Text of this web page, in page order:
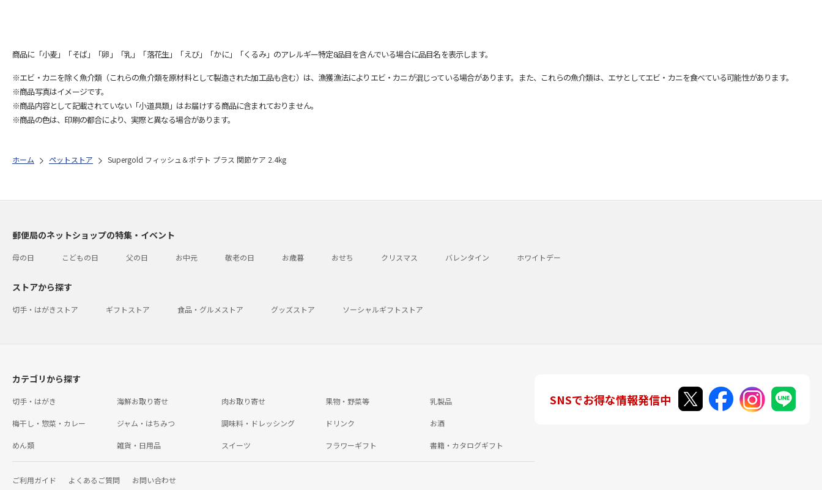
商品に「小麦」「そば」「卵」「乳」「落花生」「えび」「かに」「くるみ」のアレルギー特定8品目を含んでいる場合に品目名を表示します。
※エビ・カニを除く魚介類（これらの魚介類を原材料として製造された加工品も含む）は、漁獲漁法によりエビ・カニが混じっている場合があります。また、これらの魚介類は、エサとしてエビ・カニを食べている可能性があります。
※商品写真はイメージです。
※商品内容として記載されていない「小道具類」はお届けする商品に含まれておりません。
※商品の色は、印刷の都合により、実際と異なる場合があります。
ホーム ペットストア Supergold フィッシュ＆ポテト プラス 関節ケア 2.4kg
郵便局のネットショップの特集・イベント
母の日 こどもの日 父の日 お中元 敬老の日 お歳暮 おせち クリスマス バレンタイン ホワイトデー
ストアから探す
切手・はがきストア ギフトストア 食品・グルメストア グッズストア ソーシャルギフトストア
カテゴリから探す
切手・はがき 海鮮お取り寄せ 肉お取り寄せ 果物・野菜等 乳製品
梅干し・惣菜・カレー ジャム・はちみつ 調味料・ドレッシング ドリンク お酒
めん類 雑貨・日用品 スイーツ フラワーギフト 書籍・カタログギフト
ご利用ガイド よくあるご質問 お問い合わせ
SNSでお得な情報発信中